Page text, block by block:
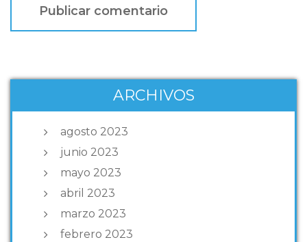
ARCHIVOS
agosto 2023
junio 2023
mayo 2023
abril 2023
marzo 2023
febrero 2023